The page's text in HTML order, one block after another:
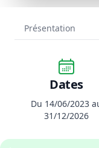
Dates
Du 14/06/2023
31/12/2026